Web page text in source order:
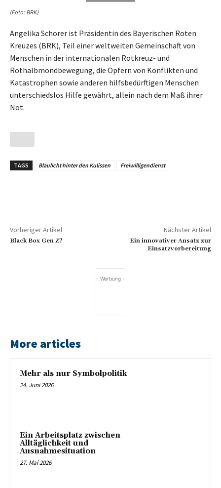
(Foto: BRK)
Angelika Schorer ist Präsidentin des Bayerischen Roten
Kreuzes (BRK), Teil einer weltweiten Ge­mein­schaft von
Menschen in der internationalen Rot­kreuz- und
Rothalbmondbewegung, die Opfern von Konflikten und
Katastrophen sowie anderen hilfs­bedürftigen Menschen
unterschiedslos Hilfe gewährt, allein nach dem Maß ihrer
Not.
TAGS Blaulicht hinter den Kulissen Freiwilligendienst
Vorheriger Artikel
Black Box Gen Z?
Nächster Artikel
Ein innovativer Ansatz zur
Einsatzvorbereitung
- Werbung -
More articles
Mehr als nur Symbolpolitik
24. Juni 2026
Ein Arbeitsplatz zwischen
Alltäglichkeit und
Ausnahmesituation
27. Mai 2026